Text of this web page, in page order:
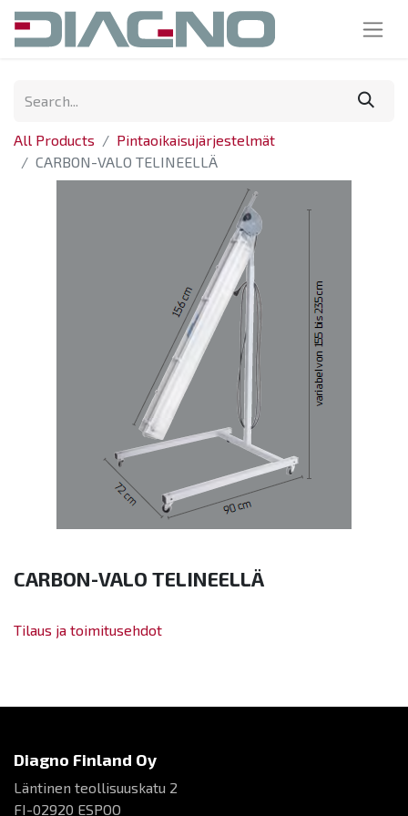
All Products
Pintaoikaisujärjestelmät
CARBON-VALO TELINEELLÄ
CARBON-VALO TELINEELLÄ
Tilaus ja toimitusehdot
Diagno Finland Oy
Läntinen teollisuuskatu 2
FI-02920 ESPOO